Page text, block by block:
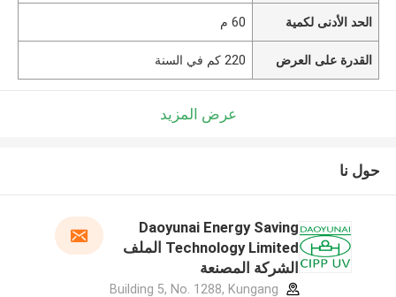
الحد الأدنى لكمية 60 م
القدرة على العرض 220 كم في السنة
عرض المزيد
حول نا
Daoyunai Energy Saving
Technology Limited الملف
الشركة المصنعة
Building 5, No. 1288, Kungang